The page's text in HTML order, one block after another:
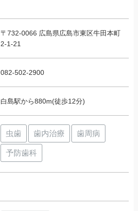
〒732-0066 広島県広島市東区牛田本町
2-1-21
082-502-2900
白島駅から880m(徒歩12分)
虫歯 歯内治療 歯周病
予防歯科